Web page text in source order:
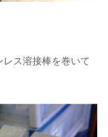
ス溶接棒を巻いて